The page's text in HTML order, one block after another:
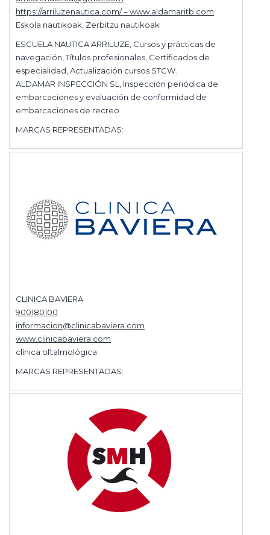
https://arriluzenautica.com/ – www.aldamaritb.com
Eskola nautikoak, Zerbitzu nautikoak
ESCUELA NAUTICA ARRILUZE, Cursos y prácticas de
navegación, Títulos profesionales, Certificados de
especialidad, Actualización cursos STCW.
ALDAMAR INSPECCIÓN SL, Inspección periódica de
embarcaciones y evaluación de conformidad de
embarcaciones de recreo
MARCAS REPRESENTADAS:
CLINICA BAVIERA
900180100
informacion@clinicabaviera.com
www.clinicabaviera.com
clínica oftalmológica
MARCAS REPRESENTADAS: